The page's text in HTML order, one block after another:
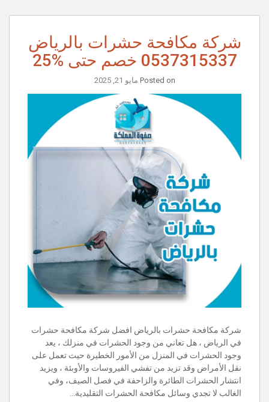
شركة مكافحة حشرات بالرياض
0537315337 خصم حتى %25
Posted on مايو 21, 2025
شركة مكافحة حشرات بالرياض افضل شركة مكافحة حشرات
في الرياض ، هل تعاني من وجود الحشرات في منزلك ، يعد
وجود الحشرات في المنزل من الأمور الخطيرة حيث تعمل على
نقل الأمراض وقد تزيد من تفشي الفيروسات والأوبئة ، ويزيد
انتشار الحشرات الطائرة والزاحفة في فصل الصيف، وفي
الغالب لا تجدي وسائل مكافحة الحشرات التقليدية…